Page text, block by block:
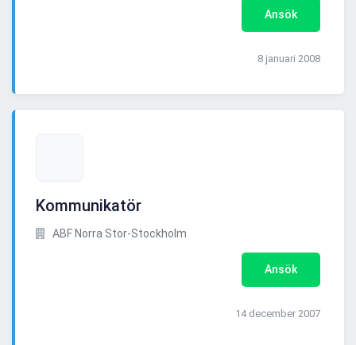
Ansök
8 januari 2008
Kommunikatör
ABF Norra Stor-Stockholm
Ansök
14 december 2007